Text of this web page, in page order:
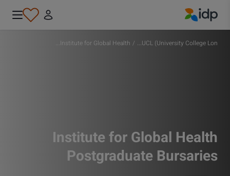
IDP Education
UCL (University College Lon...
/
Institute for Global Health...
Institute for Global Health
Postgraduate Bursaries